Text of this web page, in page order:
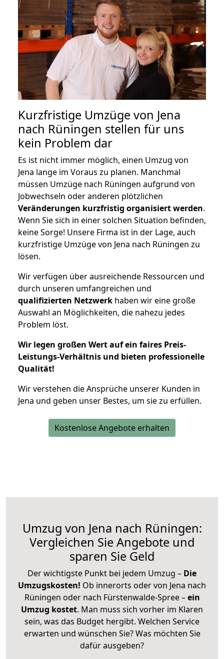
Kurzfristige Umzüge von Jena
nach Rüningen stellen für uns
kein Problem dar
Es ist nicht immer möglich, einen Umzug von
Jena lange im Voraus zu planen. Manchmal
müssen Umzüge nach Rüningen aufgrund von
Jobwechseln oder anderen plötzlichen
Veränderungen kurzfristig organisiert werden.
Wenn Sie sich in einer solchen Situation befinden,
keine Sorge! Unsere Firma ist in der Lage, auch
kurzfristige Umzüge von Jena nach Rüningen zu
lösen.
Wir verfügen über ausreichende Ressourcen und
durch unseren umfangreichen und
qualifizierten Netzwerk haben wir eine große
Auswahl an Möglichkeiten, die nahezu jedes
Problem löst.
Wir legen großen Wert auf ein faires Preis-
Leistungs-Verhältnis und bieten professionelle
Qualität!
Wir verstehen die Ansprüche unserer Kunden in
Jena und geben unser Bestes, um sie zu erfüllen.
Kostenlose Angebote erhalten
Umzug von Jena nach Rüningen:
Vergleichen Sie Angebote und
sparen Sie Geld
Der wichtigste Punkt bei jedem Umzug – Die
Umzugskosten! Ob innerorts oder von Jena nach
Rüningen oder nach Fürstenwalde-Spree –ein
Umzug kostet. Man muss sich vorher im Klaren
sein, was das Budget hergibt. Welchen Service
erwarten und wünschen Sie? Was möchten Sie
dafür ausgeben?